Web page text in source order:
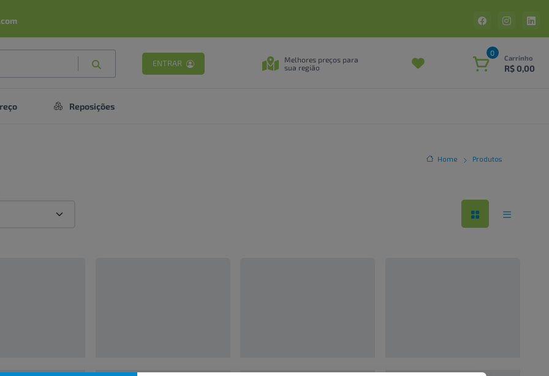
ENTRAR
Melhores preços para
sua região
0
Carrinho
R$ 0,00
Reposições
Home Produtos